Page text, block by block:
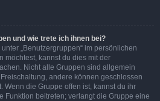
und wie trete ich ihnen bei?
„Benutzergruppen“ im persönlichen
möchtest, kannst du dies mit der
Nicht alle Gruppen sind allgemein
andere können geschlossen
Wenn die Gruppe offen ist, kannst du ihr
Funktion beitreten; verlangt die Gruppe eine